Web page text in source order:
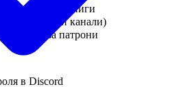
томбола на книги
(всички канали)
само за патрони
в Discord